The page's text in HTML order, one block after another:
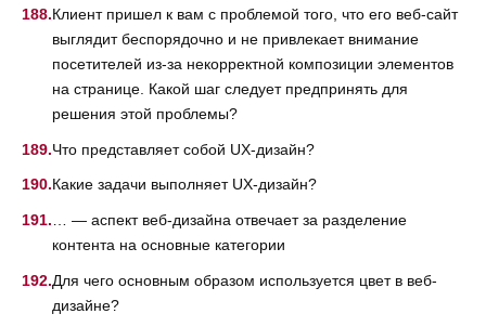
Клиент пришел к вам с проблемой того, что его веб-сайт
выглядит беспорядочно и не привлекает внимание
посетителей из-за некорректной композиции элементов
на странице. Какой шаг следует предпринять для
решения этой проблемы?
Что представляет собой UX-дизайн?
Какие задачи выполняет UX-дизайн?
… — аспект веб-дизайна отвечает за разделение
контента на основные категории
Для чего основным образом используется цвет в веб-
дизайне?